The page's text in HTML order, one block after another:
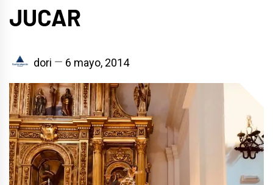
JUCAR
dori 6 mayo, 2014